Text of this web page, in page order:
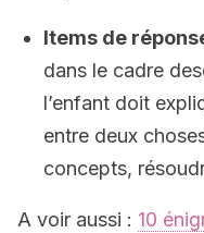
Items de
dans le cadre
l’enfant doit
entre deux
concepts,
A voir aussi : 10